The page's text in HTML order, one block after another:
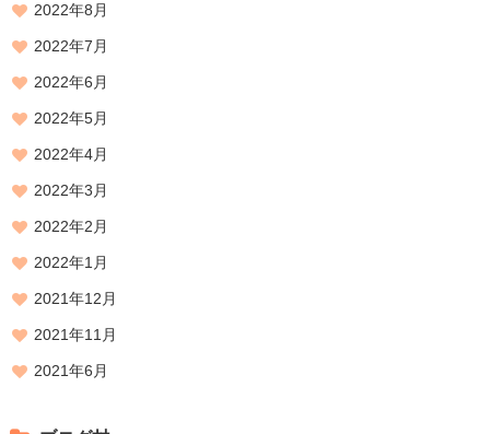
2022年8月
2022年7月
2022年6月
2022年5月
2022年4月
2022年3月
2022年2月
2022年1月
2021年12月
2021年11月
2021年6月